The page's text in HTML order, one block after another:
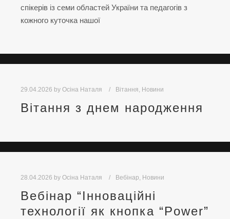
спікерів із семи областей України та педагогів з
кожного куточка нашої
29.04.2026 by Осіна Наталя Вітання Новини
Вітання з днем народження
28.04.2026 by Осіна Наталя Вебінар Новини
Вебінар “Інноваційні
технології як кнопка “Power”